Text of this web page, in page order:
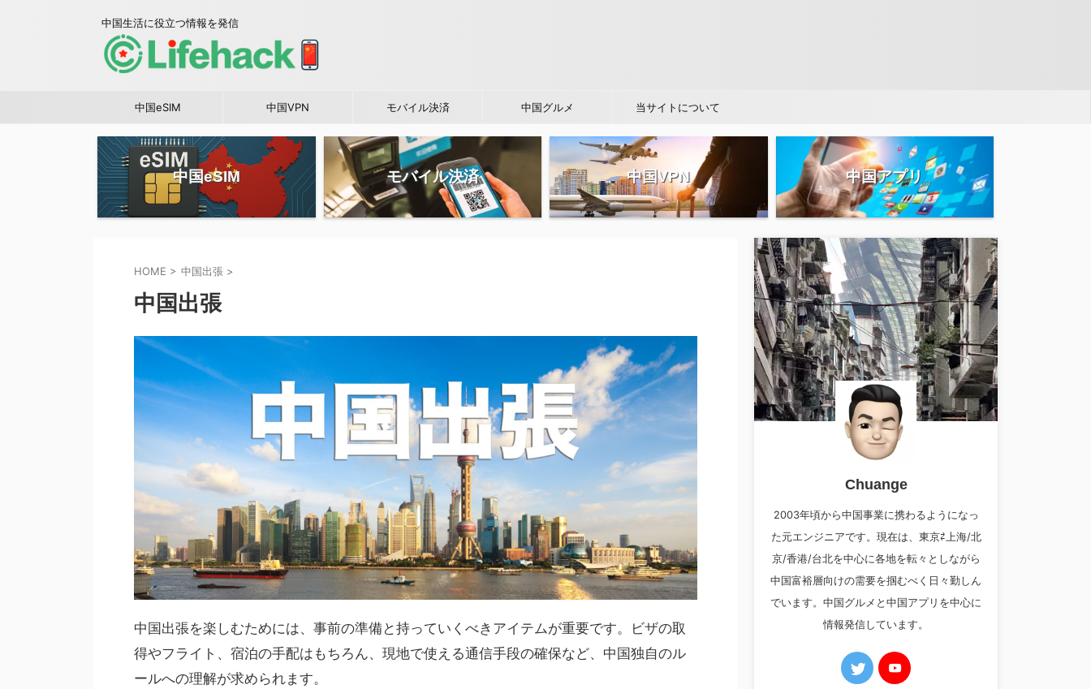
中国生活に役立つ情報を発信
中国eSIM 中国VPN モバイル決済 中国グルメ 当サイトについて
中国eSIM モバイル決済 中国VPN 中国アプリ
HOME > 中国出張 >
中国出張
中国出張を楽しむためには、事前の準備と持っていくべきアイテムが重要です。ビザの取
得やフライト、宿泊の手配はもちろん、現地で使える通信手段の確保など、中国独自のル
ールへの理解が求められます。
Chuange
2003年頃から中国事業に携わるようになっ
た元エンジニアです。現在は、東京⇄上海/北
京/香港/台北を中心に各地を転々としながら
中国富裕層向けの需要を掴むべく日々勤しん
でいます。中国グルメと中国アプリを中心に
情報発信しています。